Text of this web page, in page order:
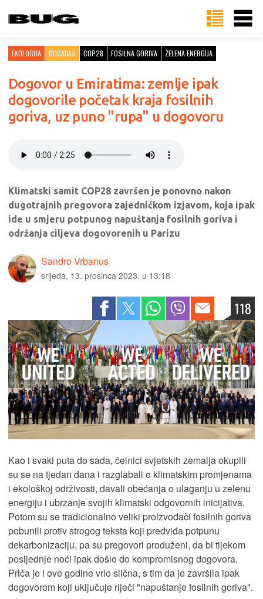
EKOLOGIJA DOGAĐAJI COP28 FOSILNA GORIVA ZELENA ENERGIJA
Dogovor u Emiratima: zemlje ipak
dogovorile početak kraja fosilnih
goriva, uz puno "rupa" u dogovoru
Klimatski samit COP28 završen je ponovno nakon
dugotrajnih pregovora zajedničkom izjavom, koja ipak
ide u smjeru potpunog napuštanja fosilnih goriva i
održanja ciljeva dogovorenih u Parizu
Sandro Vrbanus
srijeda, 13. prosinca 2023. u 13:18
118
Kao i svaki puta do sada, čelnici svjetskih zemalja okupili
su se na tjedan dana i razglabali o klimatskim promjenama
i ekološkoj održivosti, davali obećanja o ulaganju u zelenu
energiju i ubrzanje svojih klimatski odgovornih inicijativa.
Potom su se tradicionalno veliki proizvođači fosilnih goriva
pobunili protiv strogog teksta koji predviđa potpunu
dekarbonizaciju, pa su pregovori produženi, da bi tijekom
posljednje noći ipak došlo do kompromisnog dogovora.
Priča je i ove godine vrlo slična, s tim da je završila ipak
dogovorom koji uključuje riječi "napuštanje fosilnih goriva".